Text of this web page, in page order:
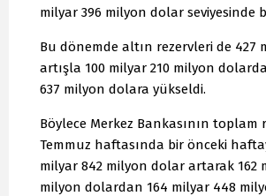
milyar 396 milyon dolar seviyesinde
Bu dönemde altın rezervleri de 427
artışla 100 milyar 210 milyon
637 milyon dolara yükseldi.
Böylece Merkez Bankasının toplam
Temmuz haftasında bir önceki
milyar 842 milyon dolar artarak 162
milyon dolardan 164 milyar 448